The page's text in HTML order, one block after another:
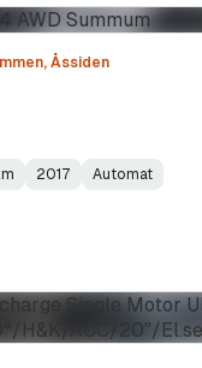
Åssiden
2017
Automat